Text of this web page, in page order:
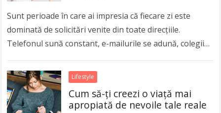
Sunt perioade în care ai impresia că fiecare zi este
dominată de solicitări venite din toate direcțiile.
Telefonul sună constant, e-mailurile se adună, colegii
Lifestyle
Cum să-ți creezi o viață mai
apropiată de nevoile tale reale